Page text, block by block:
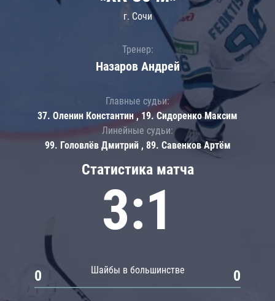
Статистика матча
3:1
Шайбы в большинстве
0 0
г. Сочи
Тренер:
Назаров Андрей
Главные судьи:
37. Оленин Константин , 19. Сидоренко Максим
Линейные судьи:
99. Головлёв Дмитрий , 89. Савенков Артём